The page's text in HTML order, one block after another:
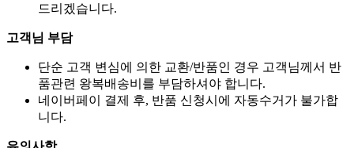
드리겠습니다.
고객님 부담
단순 고객 변심에 의한 교환/반품인 경우 고객님께서 반
품관련 왕복배송비를 부담하셔야 합니다.
네이버페이 결제 후, 반품 신청시에 자동수거가 불가합
니다.